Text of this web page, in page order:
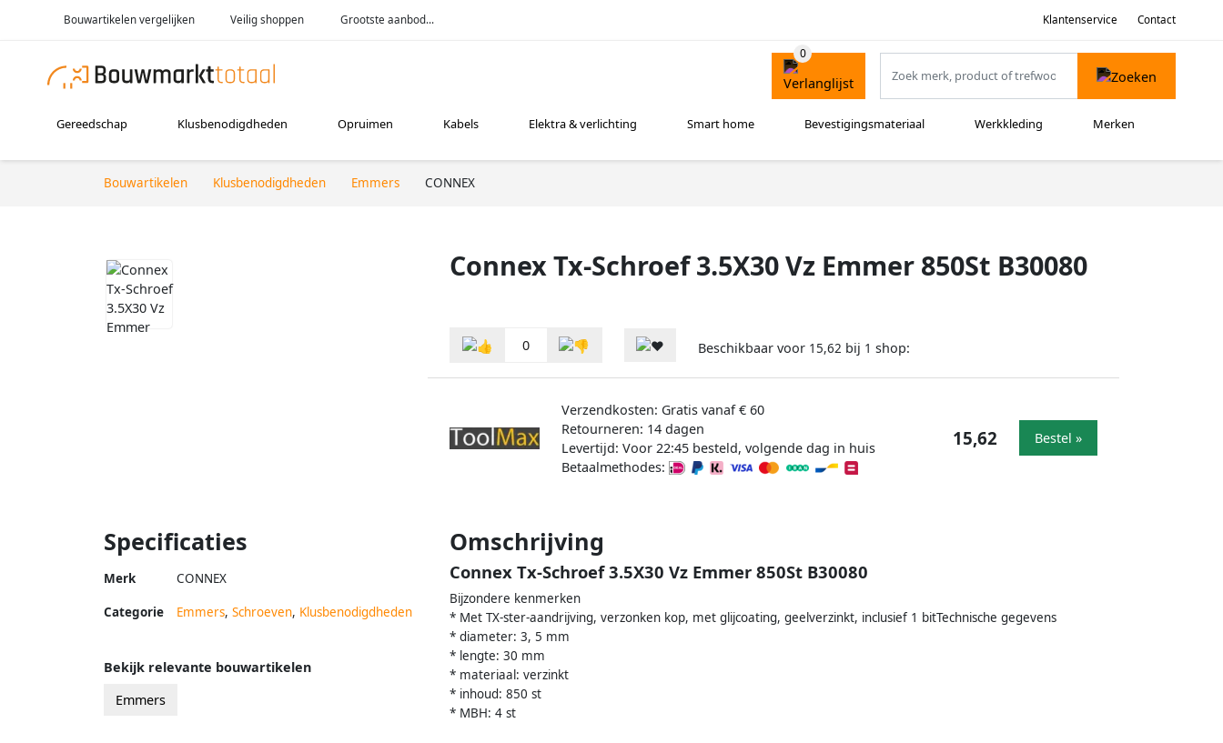
Bouwartikelen vergelijken Veilig shoppen Grootste aanbod... Klantenservice Contact
Gereedschap Klusbenodigdheden Opruimen Kabels Elektra & verlichting Smart home Bevestigingsmateriaal Werkkleding Merken
Bouwartikelen Klusbenodigdheden Emmers CONNEX
Connex Tx-Schroef 3.5X30 Vz Emmer 850St B30080
0 Beschikbaar voor 15,62 bij 1 shop:
Verzendkosten: Gratis vanaf € 60
Retourneren: 14 dagen
Levertijd: Voor 22:45 besteld, volgende dag in huis
Betaalmethodes:
15,62 Bestel »
Specificaties
Merk CONNEX
Categorie Emmers, Schroeven, Klusbenodigdheden
Omschrijving
Connex Tx-Schroef 3.5X30 Vz Emmer 850St B30080
Bijzondere kenmerken
* Met TX-ster-aandrijving, verzonken kop, met glijcoating, geelverzinkt, inclusief 1 bitTechnische gegevens
* diameter: 3, 5 mm
* lengte: 30 mm
* materiaal: verzinkt
* inhoud: 850 st
* MBH: 4 st
Bekijk relevante bouwartikelen
Emmers